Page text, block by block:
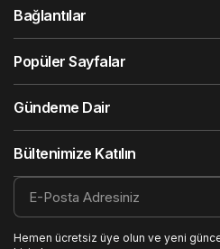
Bağlantılar
Popüler Sayfalar
Gündeme Dair
Bültenimize Katılın
Hemen ücretsiz üye olun ve yeni